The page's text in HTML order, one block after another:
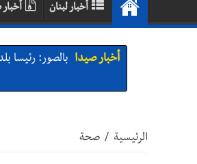
أخبار لبنان
أخبار صيدا بالصور: رئيسا
الرئيسية / صحة